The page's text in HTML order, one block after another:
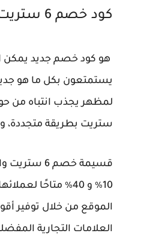
كود خصم 6 ستريت 2022
هو كود خصم جديد يمكن
ستريت بطريقة متجددة،
قسيمة خصم
10٪ و 40٪ متاحًا
الموقع من خلال توفير